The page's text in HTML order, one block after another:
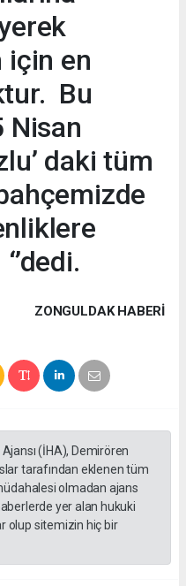
için en
Bu
Nisan
daki tüm
ZONGULDAK HABERİ
(İHA), Demirören
tarafından eklenen tüm
olmadan ajans
yer alan hukuki
olup sitemizin hiç bir